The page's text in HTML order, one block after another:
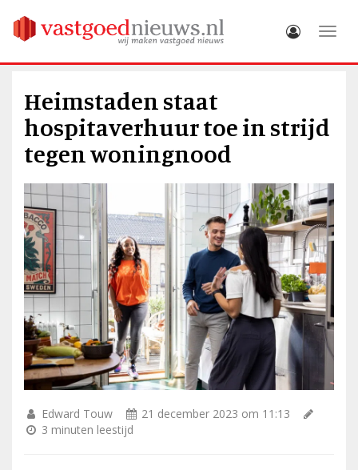
Heimstaden staat
hospitaverhuur toe in strijd
tegen woningnood
Edward Touw
21 december 2023 om 11:13
3 minuten leestijd